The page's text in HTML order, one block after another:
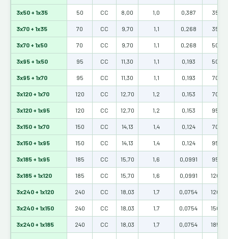
3x50 + 1x35 50 CC 8,00 1,0 0,387 35
3x70 + 1x35 70 CC 9,70 1,1 0,268 35
3x70 + 1x50 70 CC 9,70 1,1 0,268 50
3x95 + 1x50 95 CC 11,30 1,1 0,193 50
3x95 + 1x70 95 CC 11,30 1,1 0,193 70
3x120 + 1x70 120 CC 12,70 1,2 0,153 70
3x120 + 1x95 120 CC 12,70 1,2 0,153 95
3x150 + 1x70 150 CC 14,13 1,4 0,124 70
3x150 + 1x95 150 CC 14,13 1,4 0,124 95
3x185 + 1x95 185 CC 15,70 1,6 0,0991 95
3x185 + 1x120 185 CC 15,70 1,6 0,0991 120
3x240 + 1x120 240 CC 18,03 1,7 0,0754 120
3x240 + 1x150 240 CC 18,03 1,7 0,0754 150
3x240 + 1x185 240 CC 18,03 1,7 0,0754 185